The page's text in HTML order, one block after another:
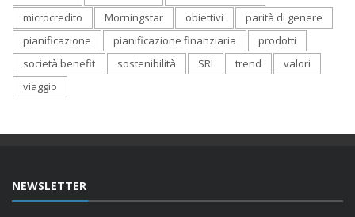
microcredito
Morningstar obiettivi
parità di genere
pianificazione
pianificazione finanziaria
prodotti
società benefit
sostenibilità SRI trend
valori
viaggio
NEWSLETTER